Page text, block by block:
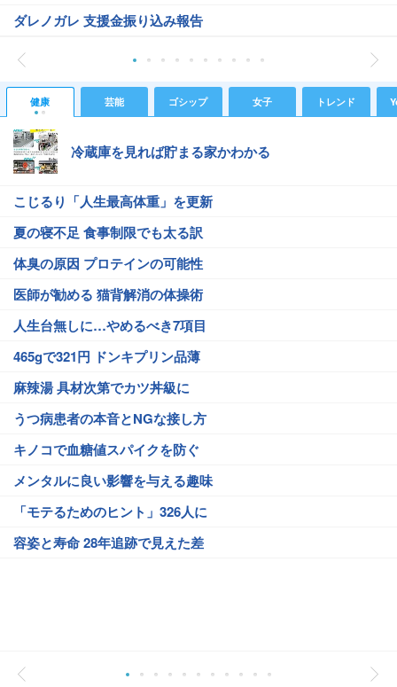
ダレノガレ 支援金振り込み報告
健康 芸能 ゴシップ 女子 トレンド
冷蔵庫を見れば貯まる家かわかる
こじるり「人生最高体重」を更新
夏の寝不足 食事制限でも太る訳
体臭の原因 プロテインの可能性
医師が勧める 猫背解消の体操術
人生台無しに…やめるべき7項目
465gで321円 ドンキプリン品薄
麻辣湯 具材次第でカツ丼級に
うつ病患者の本音とNGな接し方
キノコで血糖値スパイクを防ぐ
メンタルに良い影響を与える趣味
「モテるためのヒント」326人に
容姿と寿命 28年追跡で見えた差